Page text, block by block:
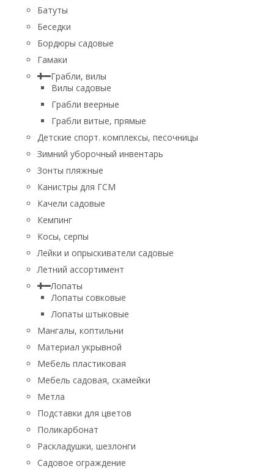
Батуты
Беседки
Бордюры садовые
Гамаки
Грабли, вилы
Вилы садовые
Грабли веерные
Грабли витые, прямые
Детские спорт. комплексы, песочницы
Зимний уборочный инвентарь
Зонты пляжные
Канистры для ГСМ
Качели садовые
Кемпинг
Косы, серпы
Лейки и опрыскиватели садовые
Летний ассортимент
Лопаты
Лопаты совковые
Лопаты штыковые
Мангалы, коптильни
Материал укрывной
Мебель пластиковая
Мебель садовая, скамейки
Метла
Подставки для цветов
Поликарбонат
Раскладушки, шезлонги
Садовое ограждение